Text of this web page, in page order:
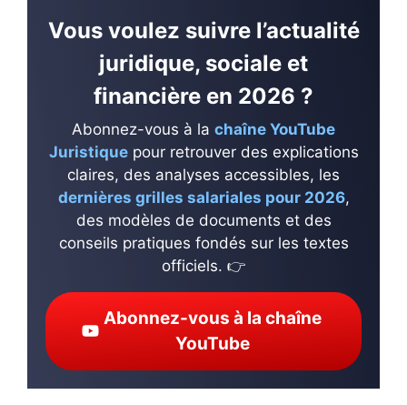
Vous voulez suivre l’actualité
juridique, sociale et
financière en 2026 ?
Abonnez-vous à la chaîne YouTube
Juristiquepour retrouver des explications
claires, des analyses accessibles, les
dernières grilles salariales pour 2026,
des modèles de documents et des
conseils pratiques fondés sur les textes
officiels. 👉
Abonnez-vous à la chaîne
YouTube